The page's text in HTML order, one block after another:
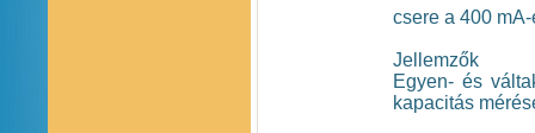
csere a 400
Jellemzők
Egyen- és
kapacitás